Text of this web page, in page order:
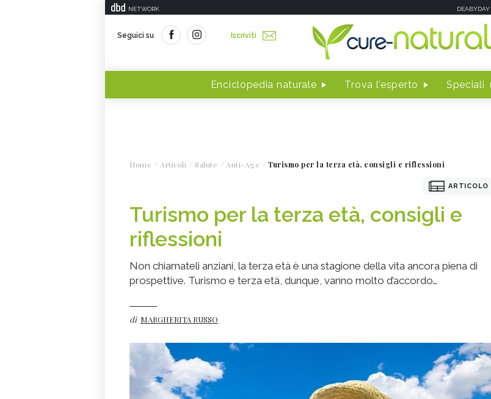
NETWORK DEABYDAY
Seguici su Iscriviti
Enciclopedia naturale Trova l'esperto Speciali
Home Articoli Salute Anti-Age Turismo per la terza età, consigli e riflessioni
ARTICOLO
Turismo per la terza età, consigli e
riflessioni
Non chiamateli anziani, la terza età è una stagione della vita ancora piena di
prospettive. Turismo e terza età, dunque, vanno molto d’accordo…
di MARGHERITA RUSSO